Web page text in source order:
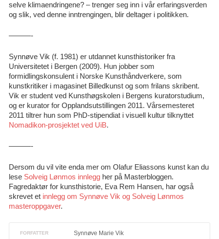
selve klimaendringene? – trenger seg inn i vår erfaringsverden
og slik, ved denne inntrengingen, blir deltager i politikken.
———-
Synnøve Vik (f. 1981) er utdannet kunsthistoriker fra
Universitetet i Bergen (2009). Hun jobber som
formidlingskonsulent i Norske Kunsthåndverkere, som
kunstkritiker i magasinet Billedkunst og som frilans skribent.
Vik er student ved Kunsthøgskolen i Bergens kuratorstudium,
og er kurator for Opplandsutstillingen 2011. Vårsemesteret
2011 tiltrer hun som PhD-stipendiat i visuell kultur tilknyttet
Nomadikon-prosjektet ved UiB.
———-
Dersom du vil vite enda mer om Olafur Eliassons kunst kan du
lese Solveig Lønmos innleggher på Masterbloggen.
Fagredaktør for kunsthistorie, Eva Rem Hansen, har også
skrevet et innlegg om Synnøve Vik og Solveig Lønmos
masteroppgaver.
FORFATTER Synnøve Marie Vik